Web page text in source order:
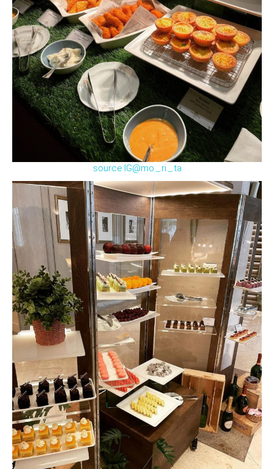
source:IG@mo._.ri._.ta